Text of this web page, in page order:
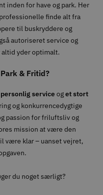
inden for have og park. Her
finde alt fra
til buskryddere og
autoriseret service og
altid yder optimalt.
& Fritid?
personlig serviceoget stort
og konkurrencedygtige
passion for friluftsliv og
mission at være den
være klar – uanset vejret,
du noget særligt?